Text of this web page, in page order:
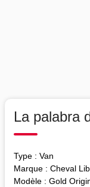
La palabra
Type : Van
Marque : Cheval
Modèle : Gold